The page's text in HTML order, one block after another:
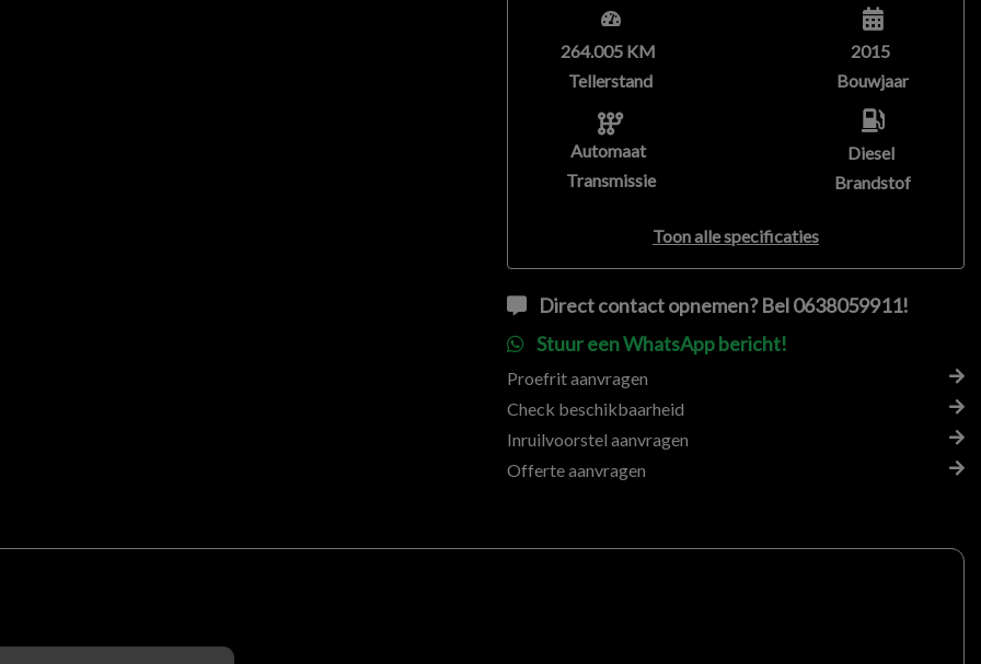
264.005 KM
Tellerstand
Automaat
Transmissie
2015
Bouwjaar
Diesel
Brandstof
Toon alle specificaties
Direct contact opnemen? Bel 0638059911!
Stuur een WhatsApp bericht!
Proefrit aanvragen
Check beschikbaarheid
Inruilvoorstel aanvragen
Offerte aanvragen